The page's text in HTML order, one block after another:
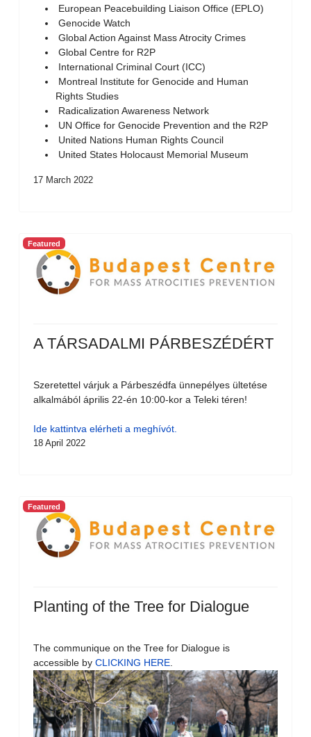
European Peacebuilding Liaison Office (EPLO)
Genocide Watch
Global Action Against Mass Atrocity Crimes
Global Centre for R2P
International Criminal Court (ICC)
Montreal Institute for Genocide and Human
Rights Studies
Radicalization Awareness Network
UN Office for Genocide Prevention and the R2P
United Nations Human Rights Council
United States Holocaust Memorial Museum
17 March 2022
Featured
A TÁRSADALMI PÁRBESZÉDÉRT
Szeretettel várjuk a Párbeszédfa ünnepélyes ültetése
alkalmából április 22-én 10:00-kor a Teleki téren!
Ide kattintva elérheti a meghívót.
18 April 2022
Featured
Planting of the Tree for Dialogue
The communique on the Tree for Dialogue is
accessible by CLICKING HERE